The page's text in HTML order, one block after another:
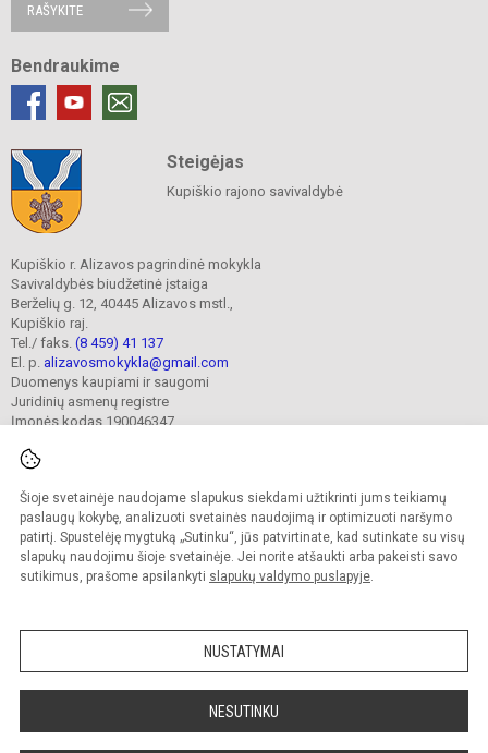
Šioje svetainėje naudojame slapukus siekdami užtikrinti jums teikiamų
paslaugų kokybę, analizuoti svetainės naudojimą ir optimizuoti naršymo
patirtį. Spustelėję mygtuką „Sutinku“, jūs patvirtinate, kad sutinkate su visų
slapukų naudojimu šioje svetainėje. Jei norite atšaukti arba pakeisti savo
sutikimus, prašome apsilankyti slapukų valdymo puslapyje.
NUSTATYMAI
NESUTINKU
RAŠYKITE
Bendraukime
Steigėjas
Kupiškio rajono savivaldybė
Kupiškio r. Alizavos pagrindinė mokykla
Savivaldybės biudžetinė įstaiga
Berželių g. 12, 40445 Alizavos mstl.,
Kupiškio raj.
Tel./ faks. (8 459) 41 137
El. p. alizavosmokykla@gmail.com
Duomenys kaupiami ir saugomi
Juridinių asmenų registre
Įmonės kodas 190046347
© 2023. Kupiškio r. Alizavos pagrindinė mokykla. Visos teisės saugomos.
Kopijuoti turinį be raštiško įstaigos administracijos sutikimo griežtai draudžiama.
Prieinamumo paraiška Slapukų valdymas
Sumanus būdas atnaujinti